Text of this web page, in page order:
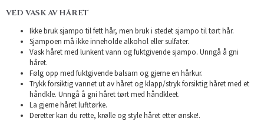
VED VASK AV HÅRET
Ikke bruk sjampo til fett hår, men bruk i stedet sjampo til tørt hår.
Sjampoen må ikke inneholde alkohol eller sulfater.
Vask håret med lunkent vann og fuktgivende sjampo. Unngå å gni
håret.
Følg opp med fuktgivende balsam og gjerne en hårkur.
Trykk forsiktig vannet ut av håret og klapp/stryk forsiktig håret med et
håndkle. Unngå å gni håret tørt med håndkleet.
La gjerne håret lufttørke.
Deretter kan du rette, krølle og style håret etter ønske!.